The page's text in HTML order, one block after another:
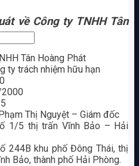
về Công ty TNHH Tân
Tân Hoàng Phát
ty trách nhiệm hữu hạn
Thị Nguyệt – Giám đốc
1/5 thị trấn Vĩnh Bảo – Hải
244B khu phố Đông Thái, thị
Bảo, thành phố Hải Phòng.